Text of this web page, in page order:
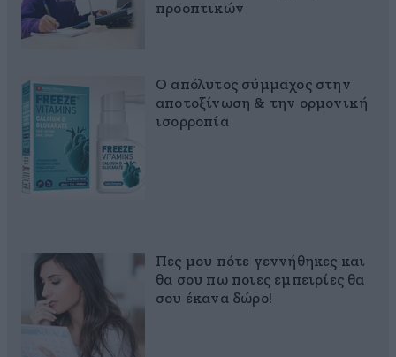
προοπτικών
Ο απόλυτος σύμμαχος στην
αποτοξίνωση & την ορμονική
ισορροπία
Πες μου πότε γεννήθηκες και
θα σου πω ποιες εμπειρίες θα
σου έκανα δώρο!